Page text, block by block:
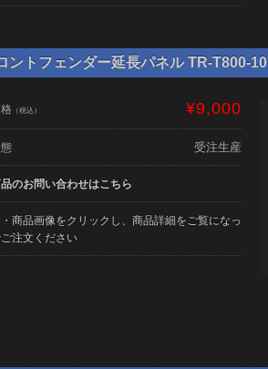
ントフェンダー延長パネル TR-T800-10
（税込） ¥9,000
受注生産
のお問い合わせはこちら
商品画像をクリックし、商品詳細をご覧になっ
注文ください